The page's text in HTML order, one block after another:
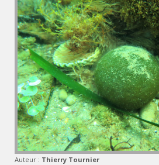
Auteur : Thierry Tournier